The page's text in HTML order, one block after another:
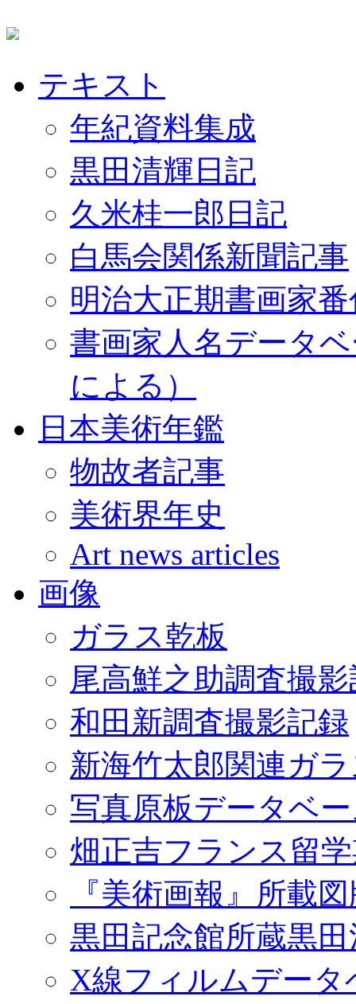
テキスト
年紀資料集成
黒田清輝日記
久米桂一郎日記
白馬会関係新聞記事
明治大正期書画家
書画家人名データ
による）
日本美術年鑑
物故者記事
美術界年史
Art news articles
画像
ガラス乾板
尾高鮮之助調査撮
和田新調査撮影記録
新海竹太郎関連ガ
写真原板データベ
畑正吉フランス留
『美術画報』所載
黒田記念館所蔵黒
X線フィルムデータ